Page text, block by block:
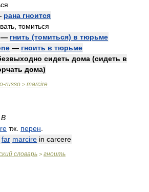
рана гноится
томиться
— гнить (томиться) в тюрьме
— гноить в тюрьме
сидеть дома (сидеть в
дома)
russo > marcire
В
тж. перен
far marcire in carcere
словарь > гноить